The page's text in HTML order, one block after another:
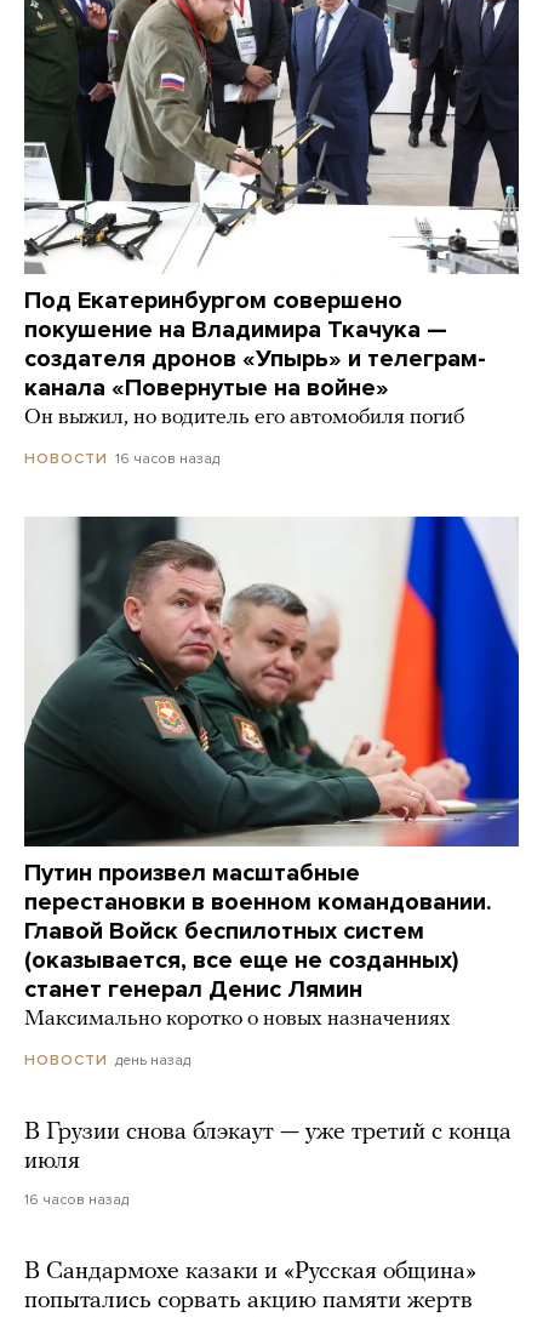
Под Екатеринбургом совершено
покушение на Владимира Ткачука —
создателя дронов «Упырь» и телеграм-
канала «Повернутые на войне»
Он выжил, но водитель его автомобиля погиб
НОВОСТИ 16 часов назад
Путин произвел масштабные
перестановки в военном командовании.
Главой Войск беспилотных систем
(оказывается, все еще не созданных)
станет генерал Денис Лямин
Максимально коротко о новых назначениях
НОВОСТИ день назад
В Грузии снова блэкаут — уже третий с конца
июля
16 часов назад
В Сандармохе казаки и «Русская община»
попытались сорвать акцию памяти жертв